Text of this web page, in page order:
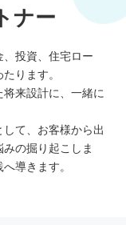
ナー
投資、住宅ロー
ります。
来設計に、一緒に
て、お客様から出
の掘り起こしま
導きます。